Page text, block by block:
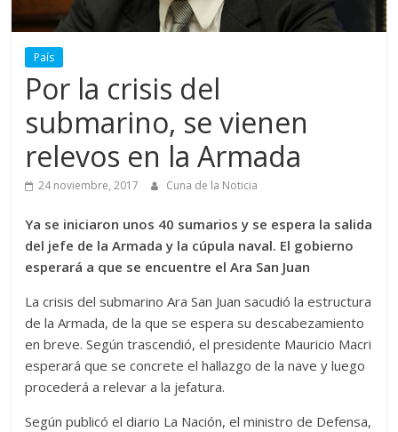
País
Por la crisis del
submarino, se vienen
relevos en la Armada
24 noviembre, 2017 Cuna de la Noticia
Ya se iniciaron unos 40 sumarios y se espera la salida
del jefe de la Armada y la cúpula naval. El gobierno
esperará a que se encuentre el Ara San Juan
La crisis del submarino Ara San Juan sacudió la estructura
de la Armada, de la que se espera su descabezamiento
en breve. Según trascendió, el presidente Mauricio Macri
esperará que se concrete el hallazgo de la nave y luego
procederá a relevar a la jefatura.
Según publicó el diario La Nación, el ministro de Defensa,